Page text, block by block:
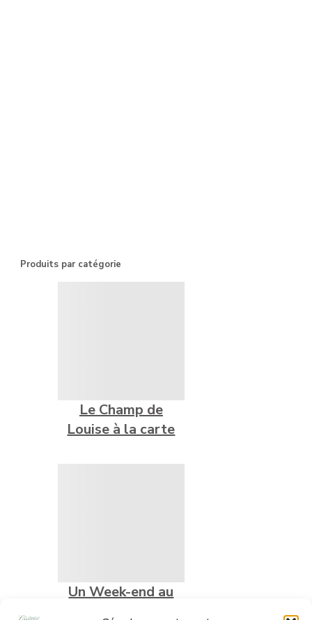
Produits par catégorie
Le Champ de
Louise à la carte
Un Week-end au